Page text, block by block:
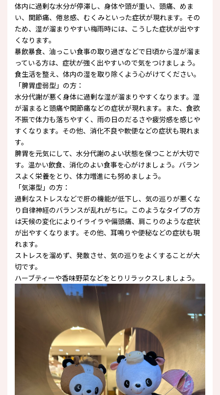
体内に過剰な水分が停滞し、身体や頭が重い、頭痛、めま
い、関節痛、倦怠感、むくみといった症状が現れます。その
ため、湿が溜まりやすい梅雨時には、こうした症状が出やす
くなります。
暴飲暴食、油っこい食事の取り過ぎなどで日頃から湿が溜ま
っている方は、症状が強く出やすいので気をつけましょう。
食生活を整え、体内の湿を取り除くよう心がけてください。
「脾胃虚弱型」の方：
水分代謝が悪く身体に過剰な湿が溜まりやすくなります。湿
が溜まると頭痛や関節痛などの症状が現れます。また、食欲
不振で体力も落ちやすく、雨の日のだるさや疲労感を感じや
すくなります。その他、消化不良や軟便などの症状も現れま
す。
脾胃を元気にして、水分代謝のよい状態を保つことが大切で
す。温かい飲食、消化のよい食事を心がけましょう。バラン
スよく栄養をとり、体力増進にも努めましょう。
「気滞型」の方：
過剰なストレスなどで肝の機能が低下し、気の巡りが悪くな
り自律神経のバランスが乱れがちに。このようなタイプの方
は天候の変化によりイライラや偏頭痛、肩こりのような症状
が出やすくなります。その他、耳鳴りや便秘などの症状も現
れます。
ストレスを溜めず、発散させ、気の巡りをよくすることが大
切です。
ハーブティーや香味野菜などをとりリラックスしましょう。